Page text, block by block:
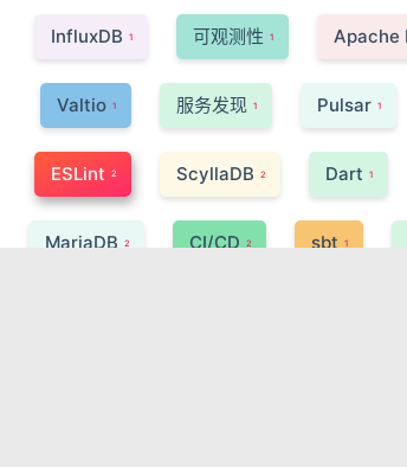
InfluxDB 1 可观测性 1 Apache
Valtio 1 服务发现 1 Pulsar 1
ESLint 2 ScyllaDB 2 Dart 1
MariaDB 2 CI/CD 2 sbt 1